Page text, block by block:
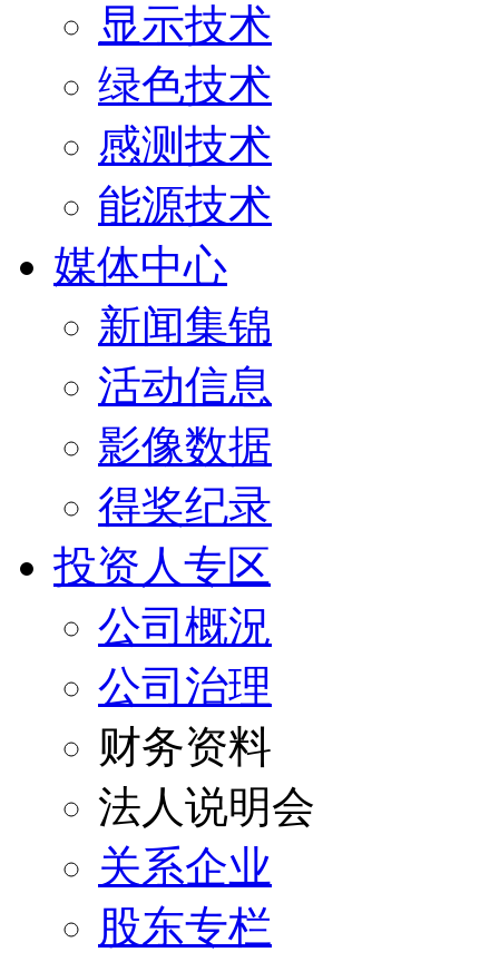
显示技术
绿色技术
感测技术
能源技术
媒体中心
新闻集锦
活动信息
影像数据
得奖纪录
投资人专区
公司概況
公司治理
财务资料
法人说明会
关系企业
股东专栏